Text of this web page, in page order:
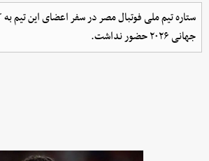
ستاره تیم ملی فوتبال مصر در سفر اعضای این تیم
جهانی ۲۰۲۶ حضور نداشت.